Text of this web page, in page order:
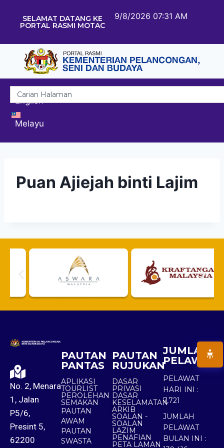
SELAMAT DATANG KE
PORTAL RASMI MOTAC
9/8/2026 07:31 AM
English
Melayu
Puan Ajiejah binti Lajim
No. 2, Menara
1, Jalan
P5/6,
Presint 5,
62200
PAUTAN
PANTAS
APLIKASI
TOURLIST
PEROLEHAN
SEMAKAN
PAUTAN
AWAM
PAUTAN
SWASTA
PAUTAN
RUJUKAN
DASAR
PRIVASI
DASAR
KESELAMATAN
ARKIB
SOALAN -
SOALAN
LAZIM
PENAFIAN
PETA LAMAN
JUMLAH
PELAWAT
PELAWAT
HARI INI :
7,721
JUMLAH
PELAWAT
BULAN INI :